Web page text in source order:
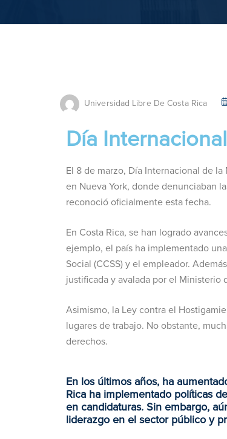
Universidad Libre De Costa Rica
Día
El 8 de marzo, Día Internacional de
en Nueva York, donde denunciaban
reconoció oficialmente esta fecha.
En Costa Rica, se han logrado
ejemplo, el país ha implementado
Social (CCSS) y el empleador.
justificada y avalada por el Ministerio
Asimismo, la Ley contra el
lugares de trabajo. No obstante,
derechos.
En los últimos años, ha
Rica ha implementado políticas
en candidaturas. Sin embargo,
liderazgo en el sector público y